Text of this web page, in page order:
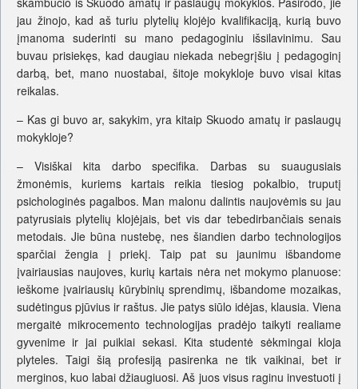
jau žinojo, kad aš turiu plytelių klojėjo kvalifikaciją, kurią buvo
įmanoma suderinti su mano pedagoginiu išsilavinimu. Sau
buvau prisiekęs, kad daugiau niekada nebegrįšiu į pedagoginį
darbą, bet, mano nuostabai, šitoje mokykloje buvo visai kitas
reikalas.
– Kas gi buvo ar, sakykim, yra kitaip Skuodo amatų ir paslaugų
mokykloje?
– Visiškai kita darbo specifika. Darbas su suaugusiais
žmonėmis, kuriems kartais reikia tiesiog pokalbio, truputį
psichologinės pagalbos. Man malonu dalintis naujovėmis su jau
patyrusiais plytelių klojėjais, bet vis dar tebedirbančiais senais
metodais. Jie būna nustebę, nes šiandien darbo technologijos
sparčiai žengia į priekį. Taip pat su jaunimu išbandome
įvairiausias naujoves, kurių kartais nėra net mokymo planuose:
ieškome įvairiausių kūrybinių sprendimų, išbandome mozaikas,
sudėtingus pjūvius ir raštus. Jie patys siūlo idėjas, klausia. Viena
mergaitė mikrocemento technologijas pradėjo taikyti realiame
gyvenime ir jai puikiai sekasi. Kita studentė sėkmingai kloja
plyteles. Taigi šią profesiją pasirenka ne tik vaikinai, bet ir
merginos, kuo labai džiaugiuosi. Aš juos visus raginu investuoti į